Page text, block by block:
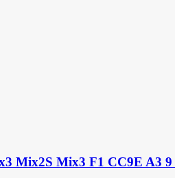
Mix2S Mix3 F1 CC9E A3 9